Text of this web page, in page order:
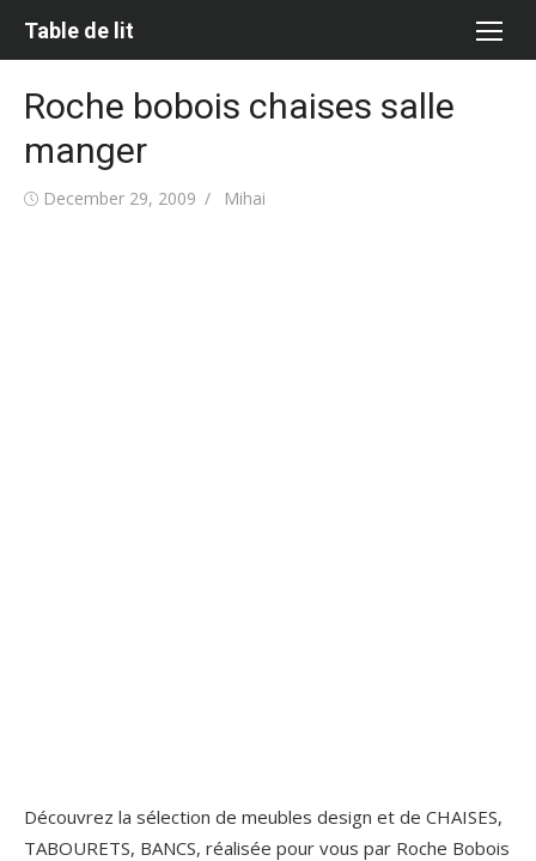
Table de lit
Roche bobois chaises salle
manger
Posted
December 29, 2009 Author
Mihai
Découvrez la sélection de meubles design et de CHAISES,
TABOURETS, BANCS, réalisée pour vous par Roche Bobois